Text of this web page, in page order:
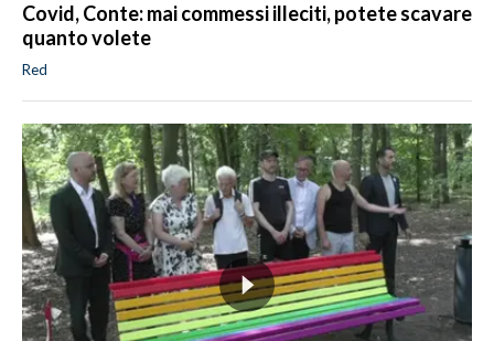
Covid, Conte: mai commessi illeciti, potete scavare
quanto volete
Red